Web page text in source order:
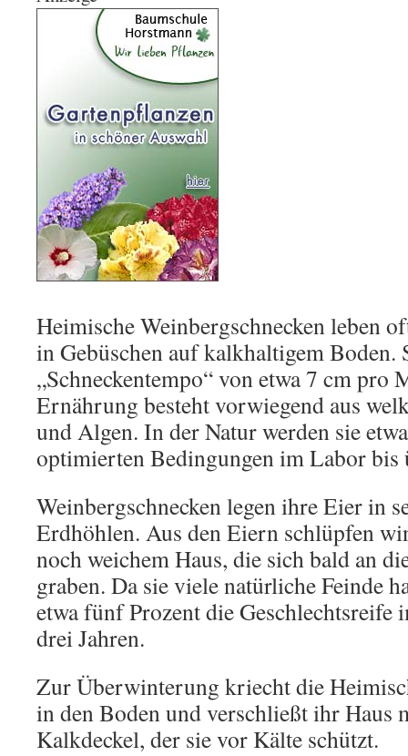
Heimische Weinbergschnecken leben
in Gebüschen auf kalkhaltigem Boden.
„Schneckentempo“ von etwa 7 cm pro
Ernährung besteht vorwiegend aus
und Algen. In der Natur werden sie
optimierten Bedingungen im Labor bis
Weinbergschnecken legen ihre Eier in
Erdhöhlen. Aus den Eiern schlüpfen
noch weichem Haus, die sich bald an
graben. Da sie viele natürliche Feinde
etwa fünf Prozent die Geschlechtsreife
drei Jahren.
Zur Überwinterung kriecht die
in den Boden und verschließt ihr Haus
Kalkdeckel, der sie vor Kälte schützt.